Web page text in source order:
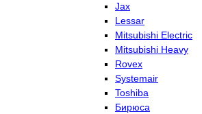
Jax
Lessar
Mitsubishi Electric
Mitsubishi Heavy
Rovex
Systemair
Toshiba
Бирюса